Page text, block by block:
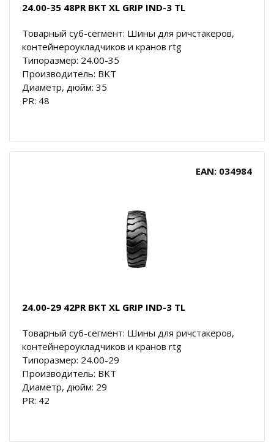
24.00-35 48PR BKT XL GRIP IND-3 TL
Товарный суб-сегмент: Шины для ричстакеров,
контейнероукладчиков и кранов rtg
Типоразмер: 24.00-35
Производитель: BKT
Диаметр, дюйм: 35
PR: 48
EAN: 034984
24.00-29 42PR BKT XL GRIP IND-3 TL
Товарный суб-сегмент: Шины для ричстакеров,
контейнероукладчиков и кранов rtg
Типоразмер: 24.00-29
Производитель: BKT
Диаметр, дюйм: 29
PR: 42